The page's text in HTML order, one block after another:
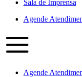
Sala de Imprensa
Agende
Agende